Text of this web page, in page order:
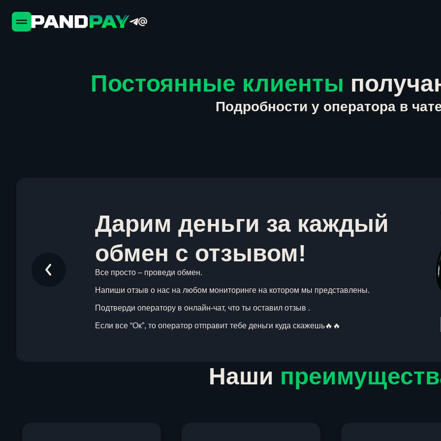
Постоянные клиенты
Подробности у оператора в
Дарим деньги за каждый
обмен с отзывом!
Все просто – проведи обмен.
Напиши отзыв о нас на любом мониторинге на котором мы представлены.
Подтверди оператору в онлайн-чат, что ты оставил отзыв .
Если все “Ок”, то оператор отправит тебе деньги куда скажешь🔥🔥
Наши